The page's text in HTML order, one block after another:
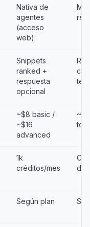
Nativa de
agentes
(acceso
web)
Snippets
ranked +
respuesta
opcional
~$8 basic /
~$16
advanced
1k
créditos/mes
de
Según plan